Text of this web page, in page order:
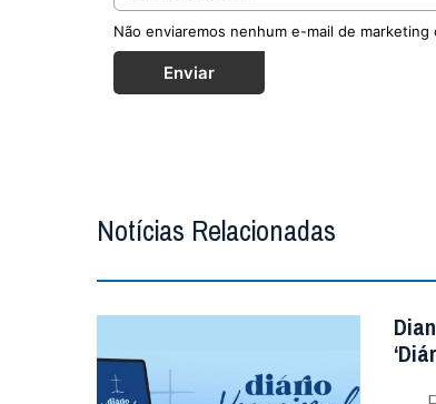
Não enviaremos nenhum e-mail de marketing
Enviar
Notícias Relacionadas